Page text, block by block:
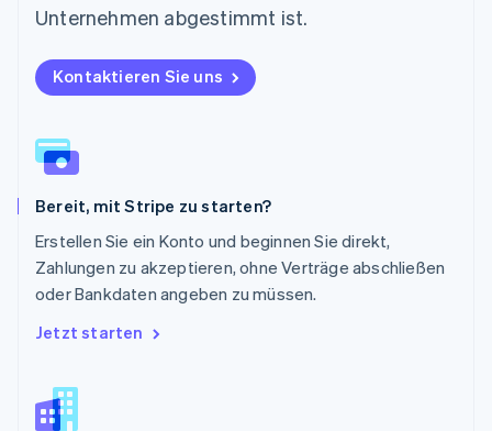
Unternehmen abgestimmt ist.
Kontaktieren Sie uns
Bereit, mit Stripe zu starten?
Erstellen Sie ein Konto und beginnen Sie direkt,
Zahlungen zu akzeptieren, ohne Verträge abschließen
oder Bankdaten angeben zu müssen.
Jetzt starten
Polen
Portugal
PortuguêsEnglish
Rumänien
Schweden
Svenska
Deutsch FrançaisItalianoEnglish
Singapur
Slowakei
English
Slowenien
China
English